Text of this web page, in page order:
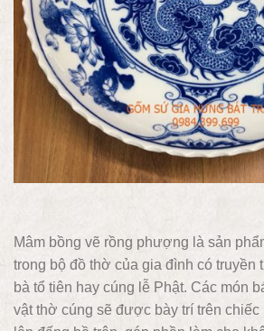
Mâm bồng vẽ rồng phượng là sản
trong bộ đồ thờ của gia đình có truyền
bà tổ tiên hay cúng lễ Phật. Các món
vật thờ cúng sẽ được bày trí trên chiếc